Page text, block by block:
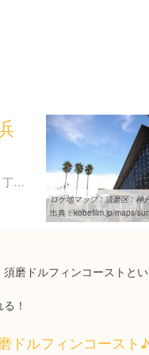
兵庫県神戸市須磨区若宮町１丁目３-５
出典：kobefilm.jp/maps/
磨ドルフィンコーストと
！
ドルフィンコースト♪